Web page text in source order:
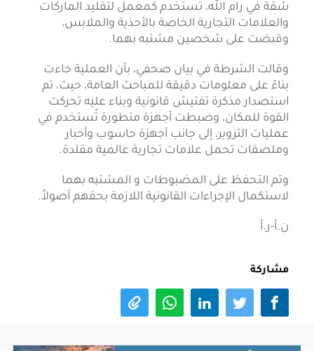
شقة في رام الله، تُستخدم كمعمل لتقليد الماركات
والعلامات التجارية الخاصة بالأحذية والملابس،
وقبضت على شخصين مشتبه بهما.
وقالت الشرطة في بيان صحفي، بأن العملية جاءت
بناءً على معلومات دقيقة للمباحث العامة، حيث، تم
استصدار مذكرة تفتيش قانونية وبناء عليه تحركت
القوة للمكان، وضبطت أجهزة متطورة تُستخدم في
عمليات التزوير، إلى جانب أجهزة حاسوب وأحبار
وملصقات تحمل علامات تجارية عالمية مقلدة.
وتم التحفظ على المضبوطات و المشتبه بهما
لاستكمال الإجراءات القانونية اللازمة بحقهم أصولاً.
ن.أ-ر.أ
مشاركة